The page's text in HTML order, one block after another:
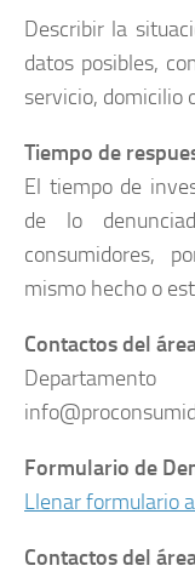
Describir la
datos posibles,
servicio, domicilio
Tiempo de
El tiempo de
de lo
consumidores,
mismo hecho o
Contactos del
Formulario de
Llenar formulario
Contactos del